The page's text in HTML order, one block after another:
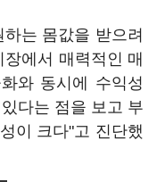
는 몸값을 받으려
에서 매력적인 매
와 동시에 수익성
다는 점을 보고 부
이 크다"고 진단했